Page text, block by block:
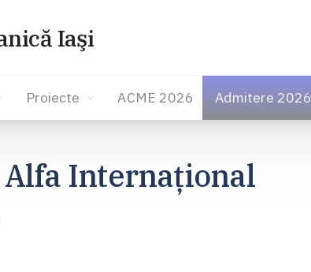
Iaşi
Proiecte ACME 2026 Admitere 2026
Internațional